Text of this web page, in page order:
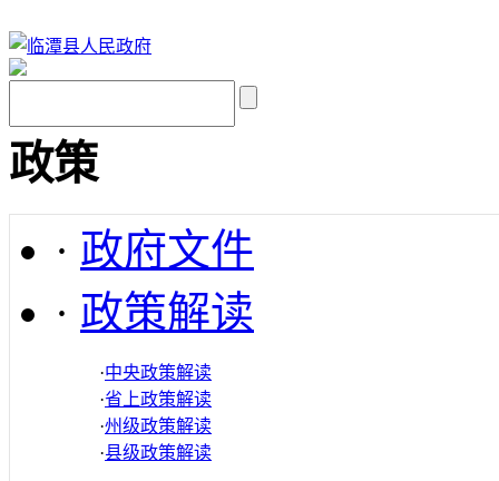
政策
· 政府文件
· 政策解读
·中央政策解读
·省上政策解读
·州级政策解读
·县级政策解读